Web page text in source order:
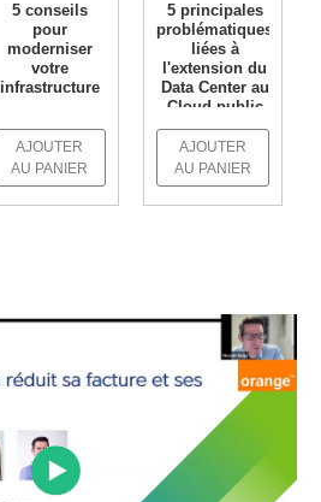
5 conseils
pour
moderniser
votre
infrastructure
AJOUTER
AU PANIER
5 principales
problématiques
liées à
l'extension du
Data Center au
Cloud public
EN SAVOIR +
AJOUTER
AU PANIER